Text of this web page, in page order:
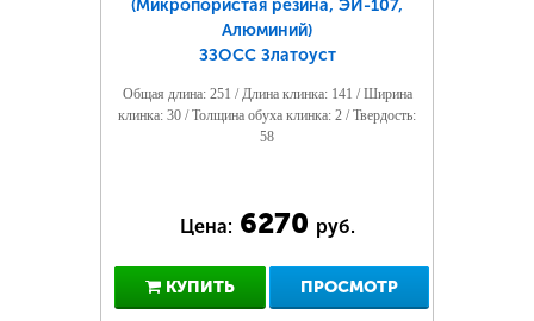
(Микропористая резина, ЭИ-107,
Алюминий)
ЗЗОСС Златоуст
Общая длина: 251 / Длина клинка: 141 / Ширина
клинка: 30 / Толщина обуха клинка: 2 / Твердость:
58
Цена: 6270 руб.
КУПИТЬ ПРОСМОТР